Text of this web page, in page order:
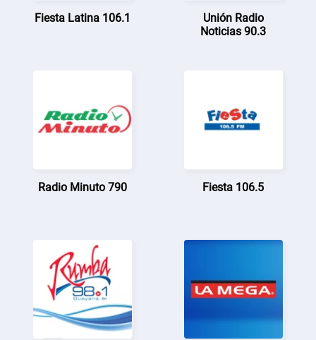
Fiesta Latina 106.1
Unión Radio
Noticias 90.3
Radio Minuto 790 Fiesta 106.5